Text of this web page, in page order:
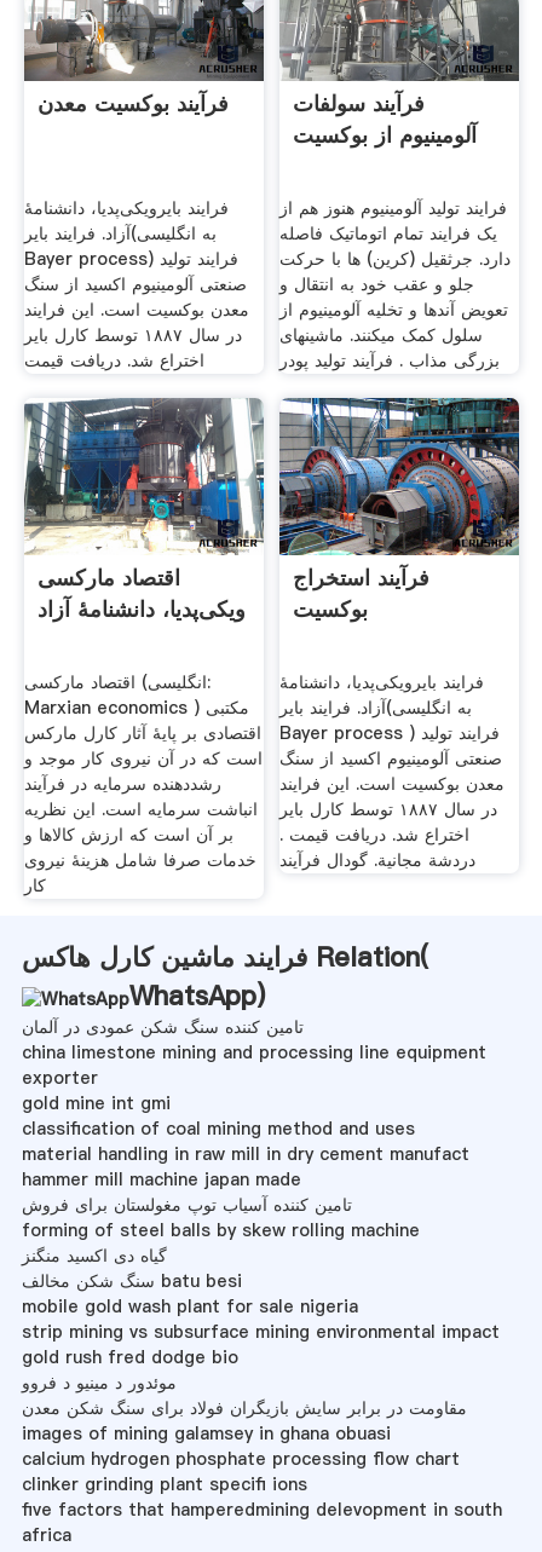
فرآیند بوکسیت معدن
فرایند بایرویکی‌پدیا، دانشنامهٔ
آزاد. فرایند بایر(به انگلیسی
Bayer process) فرایند تولید
صنعتی آلومینیوم اکسید از سنگ
معدن بوکسیت است. این فرایند
در سال ۱۸۸۷ توسط کارل بایر
اختراع شد. دریافت قیمت
فرآیند سولفات
آلومینیوم از بوکسیت
فرایند تولید آلومینیوم هنوز هم از
یک فرایند تمام اتوماتیک فاصله
دارد. جرثقیل (کرین) ها با حرکت
جلو و عقب خود به انتقال و
تعویض آندها و تخلیه آلومینیوم از
سلول کمک می­کنند. ماشین­های
بزرگی مذاب . فرآیند تولید پودر
اقتصاد مارکسی
ویکی‌پدیا، دانشنامهٔ آزاد
اقتصاد مارکسی (انگلیسی:
Marxian economics ‎) مکتبی
اقتصادی بر پایهٔ آثار کارل مارکس
است که در آن نیروی کار موجد و
رشددهنده سرمایه در فرآیند
انباشت سرمایه است. این نظریه
بر آن است که ارزش کالاها و
خدمات صرفا شامل هزینهٔ نیروی
کار
فرآیند استخراج
بوکسیت
فرایند بایرویکی‌پدیا، دانشنامهٔ
آزاد. فرایند بایر(به انگلیسی
Bayer process ) فرایند تولید
صنعتی آلومینیوم اکسید از سنگ
معدن بوکسیت است. این فرایند
در سال ۱۸۸۷ توسط کارل بایر
اختراع شد. دریافت قیمت .
دردشة مجانية. گودال فرآیند
فرایند ماشین کارل هاکس Relation(
WhatsApp)
تامین کننده سنگ شکن عمودی در آلمان
china limestone mining and processing line equipment
exporter
gold mine int gmi
classification of coal mining method and uses
material handling in raw mill in dry cement manufact
hammer mill machine japan made
تامین کننده آسیاب توپ مغولستان برای فروش
forming of steel balls by skew rolling machine
گیاه دی اکسید منگنز
سنگ شکن مخالف batu besi
mobile gold wash plant for sale nigeria
strip mining vs subsurface mining environmental impact
gold rush fred dodge bio
موئدور د مینیو د فروو
مقاومت در برابر سایش بازیگران فولاد برای سنگ شکن معدن
images of mining galamsey in ghana obuasi
calcium hydrogen phosphate processing flow chart
clinker grinding plant specifi ions
five factors that hamperedmining delevopment in south
africa